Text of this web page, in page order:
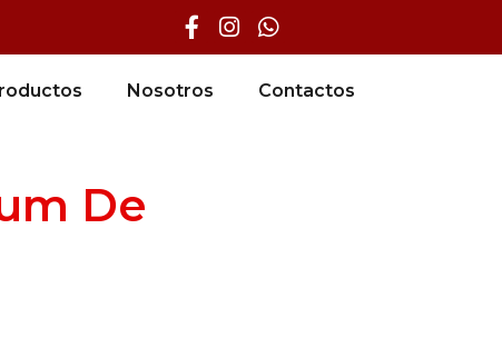
Nosotros Contactos
De